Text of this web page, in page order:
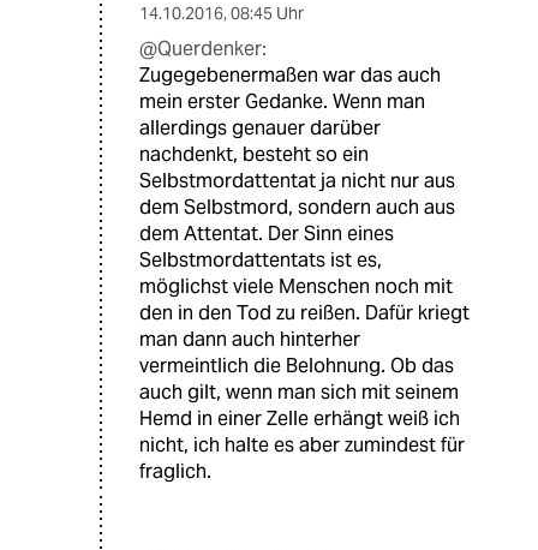
14.10.2016, 08:45 Uhr
@Querdenker:
Zugegebenermaßen war das auch
mein erster Gedanke. Wenn man
allerdings genauer darüber
nachdenkt, besteht so ein
Selbstmordattentat ja nicht nur aus
dem Selbstmord, sondern auch aus
dem Attentat. Der Sinn eines
Selbstmordattentats ist es,
möglichst viele Menschen noch mit
den in den Tod zu reißen. Dafür kriegt
man dann auch hinterher
vermeintlich die Belohnung. Ob das
auch gilt, wenn man sich mit seinem
Hemd in einer Zelle erhängt weiß ich
nicht, ich halte es aber zumindest für
fraglich.